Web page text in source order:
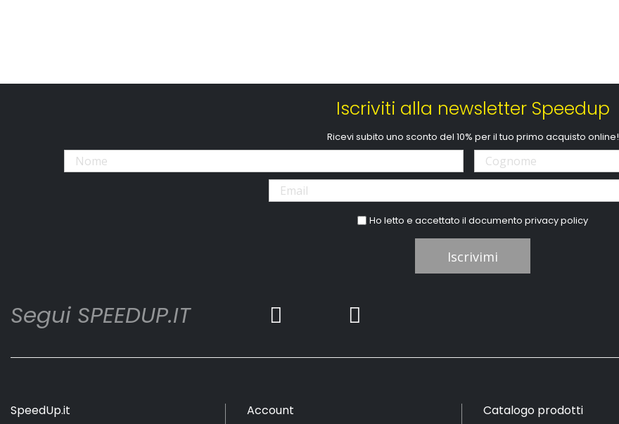
Iscriviti alla newsletter Speedup
Ricevi subito uno sconto del 10% per il tuo primo acquisto online!
Ho letto e accettato il documentoprivacy policy
Iscrivimi
Segui SPEEDUP.IT
SpeedUp.it Account Catalogo prodotti